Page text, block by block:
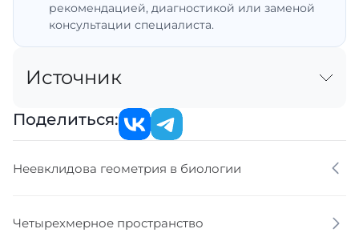
рекомендацией, диагностикой или заменой
консультации специалиста.
Источник
Поделиться:
Неевклидова геометрия в биологии
Четырехмерное пространство